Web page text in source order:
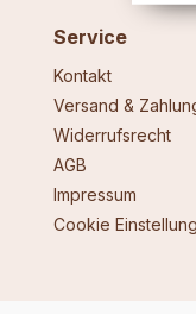
Service
Kontakt
Versand &
Widerrufsrecht
AGB
Impressum
Cookie